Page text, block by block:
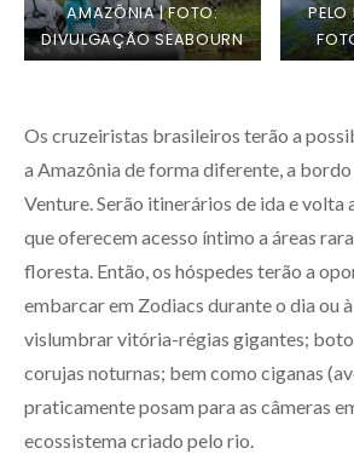
AMAZÔNIA | FOTO:
DIVULGAÇÃO SEABOURN
Os cruzeiristas brasileiros terão a
a Amazônia de forma diferente, a
Venture. Serão itinerários de ida e volta
que oferecem acesso íntimo a áreas
floresta. Então, os hóspedes terão a
embarcar em Zodiacs durante o dia ou
vislumbrar vitória-régias gigantes;
corujas noturnas; bem como ciganas
praticamente posam para as câmeras
ecossistema criado pelo rio.